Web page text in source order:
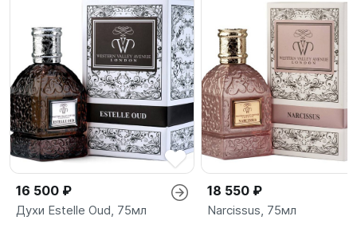
16 500 ₽
Духи Estelle Oud, 75мл
18 550 ₽
Narcissus, 75мл